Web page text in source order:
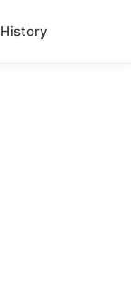
History